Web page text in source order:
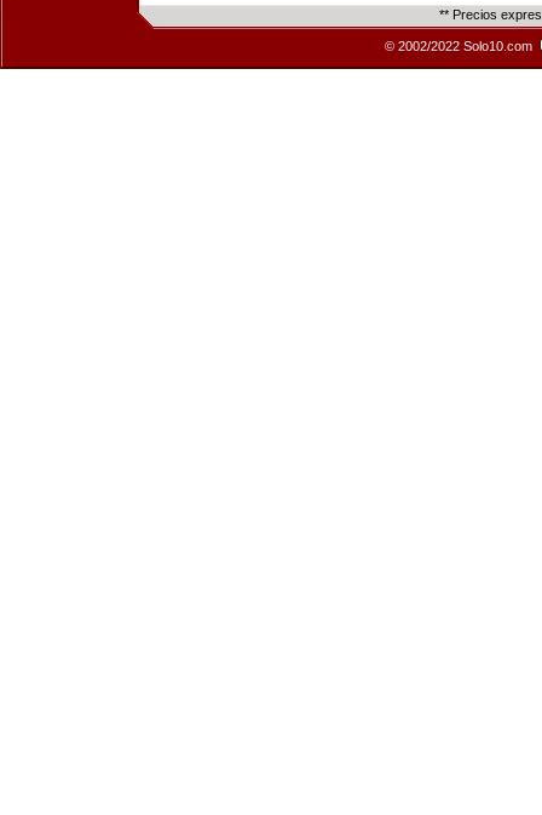
** Precios
© 2002/2022 Solo10.com